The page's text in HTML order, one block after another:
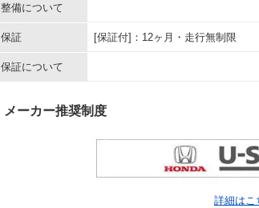
整備について
保証 [保証付]：12ヶ月・走行無制限
保証について
メーカー推奨制度
詳細はこ